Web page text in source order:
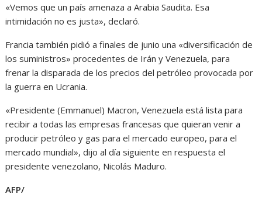
«Vemos que un país amenaza a Arabia Saudita. Esa
intimidación no es justa», declaró.
Francia también pidió a finales de junio una «diversificación de
los suministros» procedentes de Irán y Venezuela, para
frenar la disparada de los precios del petróleo provocada por
la guerra en Ucrania.
«Presidente (Emmanuel) Macron, Venezuela está lista para
recibir a todas las empresas francesas que quieran venir a
producir petróleo y gas para el mercado europeo, para el
mercado mundial», dijo al día siguiente en respuesta el
presidente venezolano, Nicolás Maduro.
AFP/